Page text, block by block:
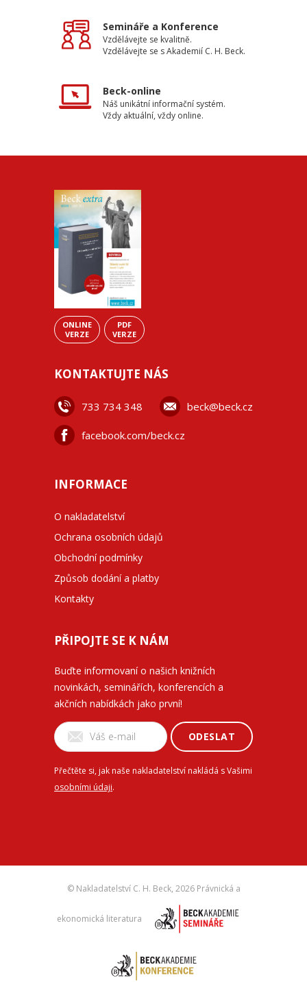
Semináře a Konference
Vzdělávejte se kvalitně.
Vzdělávejte se s Akademií C. H. Beck.
Beck-online
Náš unikátní informační systém.
Vždy aktuální, vždy online.
ONLINE
VERZE
PDF
VERZE
KONTAKTUJTE NÁS
733 734 348 beck@beck.cz
facebook.com/beck.cz
INFORMACE
O nakladatelství
Ochrana osobních údajů
Obchodní podmínky
Způsob dodání a platby
Kontakty
PŘIPOJTE SE K NÁM
Buďte informovaní o našich knižních
novinkách, seminářích, konferencích a
akčních nabídkách jako první!
ODESLAT
Přečtěte si, jak naše nakladatelství nakládá s Vašimi
osobními údaji.
© Nakladatelství C. H. Beck, 2026 Právnická a
ekonomická literatura